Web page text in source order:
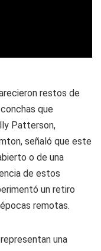
restos de
que
Patterson,
señaló que este
o de una
de estos
un retiro
remotas.
representan una